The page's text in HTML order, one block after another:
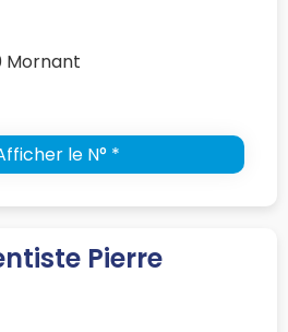
Mornant
le N° *
Pierre